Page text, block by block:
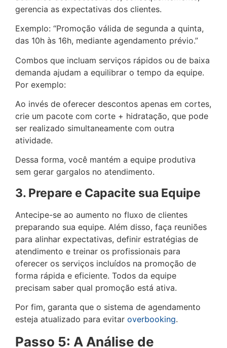
gerencia as expectativas dos clientes.
Exemplo: “Promoção válida de segunda a quinta,
das 10h às 16h, mediante agendamento prévio.”
Combos que incluam serviços rápidos ou de baixa
demanda ajudam a equilibrar o tempo da equipe.
Por exemplo:
Ao invés de oferecer descontos apenas em cortes,
crie um pacote com corte + hidratação, que pode
ser realizado simultaneamente com outra
atividade.
Dessa forma, você mantém a equipe produtiva
sem gerar gargalos no atendimento.
3. Prepare e Capacite sua Equipe
Antecipe-se ao aumento no fluxo de clientes
preparando sua equipe. Além disso, faça reuniões
para alinhar expectativas, definir estratégias de
atendimento e treinar os profissionais para
oferecer os serviços incluídos na promoção de
forma rápida e eficiente. Todos da equipe
precisam saber qual promoção está ativa.
Por fim, garanta que o sistema de agendamento
esteja atualizado para evitar overbooking.
Passo 5: A Análise de